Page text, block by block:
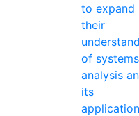
to expand
their
of systems
analysis
its